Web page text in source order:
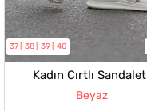
37 38 39 40
Kadın Cırtlı Sandalet
Beyaz